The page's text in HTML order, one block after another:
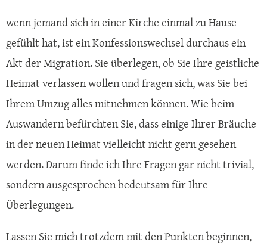
wenn jemand sich in einer Kirche einmal zu Hause
gefühlt hat, ist ein Konfessionswechsel durchaus ein
Akt der Migration. Sie überlegen, ob Sie Ihre geistliche
Heimat verlassen wollen und fragen sich, was Sie bei
Ihrem Umzug alles mitnehmen können. Wie beim
Auswandern befürchten Sie, dass einige Ihrer Bräuche
in der neuen Heimat vielleicht nicht gern gesehen
werden. Darum finde ich Ihre Fragen gar nicht trivial,
sondern ausgesprochen bedeutsam für Ihre
Überlegungen.
Lassen Sie mich trotzdem mit den Punkten beginnen,